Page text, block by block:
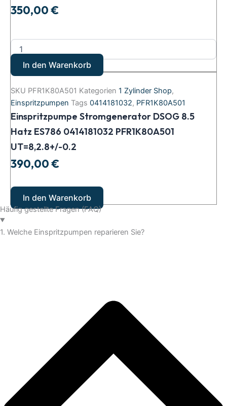
350,00€
In den Warenkorb
SKU PFR1K80A501 Kategorien 1 Zylinder Shop,
Einspritzpumpen Tags 0414181032, PFR1K80A501
Einspritzpumpe Stromgenerator DSOG 8.5
Hatz ES786 0414181032 PFR1K80A501
UT=8,2.8+/-0.2
390,00€
In den Warenkorb
Häufig gestellte Fragen (FAQ)
1. Welche Einspritzpumpen reparieren Sie?